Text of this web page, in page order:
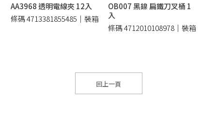
AA3968 透明電線夾 12入
條碼 4713381855485｜裝箱
OB007 黑鎳 扁鐵刀叉桶 1
入
條碼 4712010108978｜裝箱
回上一頁